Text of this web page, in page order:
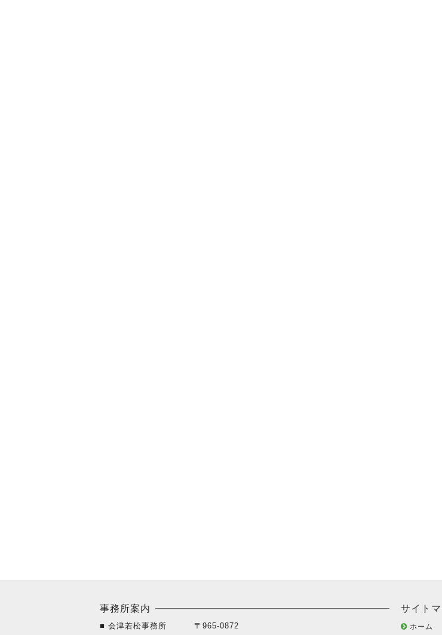
事務所案内
■ 会津若松事務所
〒965-0872
サイト
ホーム